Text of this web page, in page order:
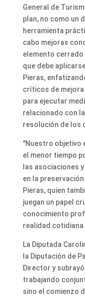
General de
plan, no como un
herramienta
cabo mejoras
elemento cerrado
que debe
Pieras,
críticos de
para ejecutar
relacionado con
resolución de los
"Nuestro objetivo
el menor tiempo
las asociaciones
en la
Pieras, quien
juegan un papel
conocimiento
realidad cotidiana
La Diputada
la Diputación de
Director y
trabajando
sino el comienzo